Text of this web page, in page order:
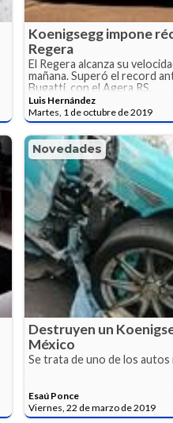
Koenigsegg impone
Regera
El Regera alcanza su
mañana. Superó el record
Bugatti, con el Agera RS.
Luis Hernández
Martes, 1 de octubre de 2019
Novedades
Destruyen un
México
Se trata de uno de los autos
Esaú Ponce
Viernes, 22 de marzo de 2019